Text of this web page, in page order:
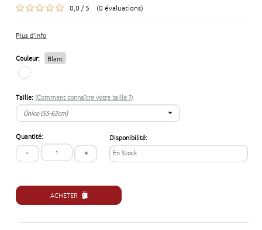
0,0 / 5 (0 évaluations)
Plus d'info
Couleur: Blanc
Taille: (Comment connaître votre taille ?)
Único (55-62cm)
Único (55-62cm)
Quantité:
-
+
Disponibilité:
En Stock
ACHETER